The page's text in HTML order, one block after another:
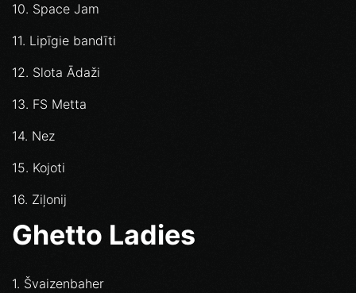
10. Space Jam
11. Lipīgie bandīti
12. Slota Ādaži
13. FS Metta
14. Nez
15. Kojoti
16. Ziļonij
Ghetto Ladies
1. Švaizenbaher